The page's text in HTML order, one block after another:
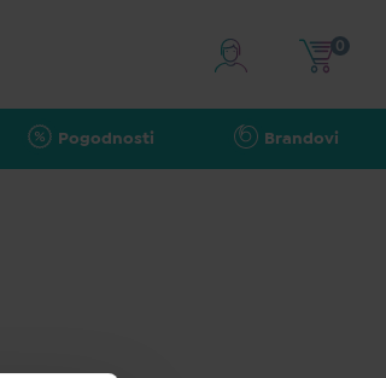
Pogodnosti Brandovi
0